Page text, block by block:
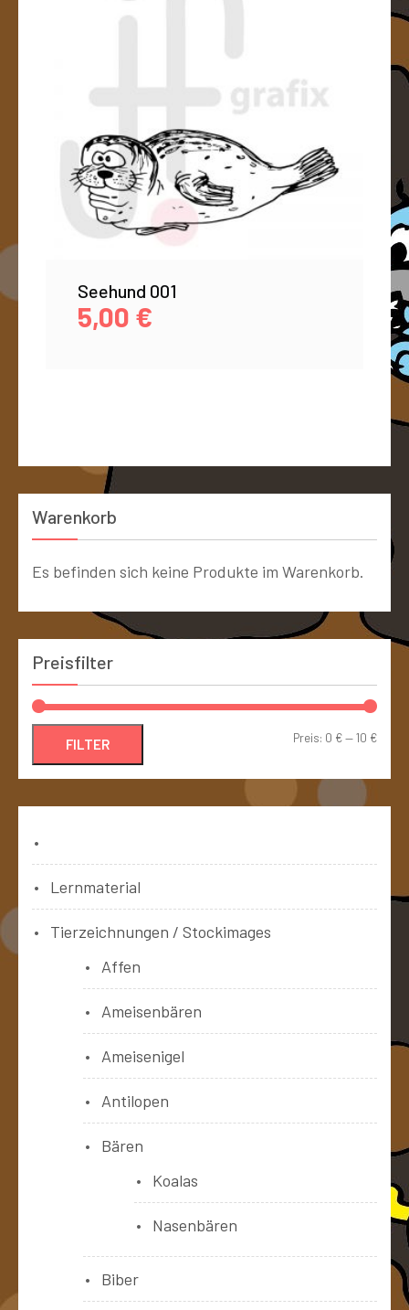
Seehund 001
5,00 €
Warenkorb
Es befinden sich keine Produkte im Warenkorb.
Preisfilter
FILTER Preis: 0 €—10 €
Lernmaterial
Tierzeichnungen / Stockimages
Affen
Ameisenbären
Ameisenigel
Antilopen
Bären
Koalas
Nasenbären
Biber